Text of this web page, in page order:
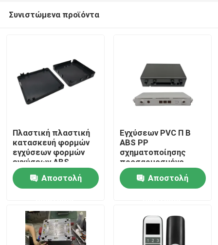
Σπίτι
Προϊόντα
Σχετικά με εμάς
Επισκέψεις στο εργοστάσιο
Συνιστώμενα προϊόντα
Πλαστική πλαστική
κατασκευή φορμών
εγχύσεων φορμών
εγχύσεων ABS
εγχύσεων φορμών
προϊόντων διπλός-
χρώματος ακρίβειας
Αποστολή
Εγχύσεων PVC Π Β
ABS PP
σχηματοποίησης
προσαρμοσμένο
πλαστικά
εξαρτήματα
κοχυλιών POM
Αποστολή